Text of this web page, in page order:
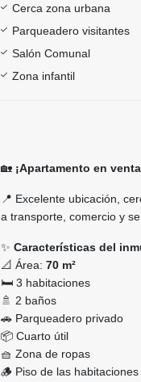
Cerca zona urbana
Parqueadero visitantes
Salón Comunal
Zona infantil
🏡 ¡Apartamento en
📍 Excelente ubicación,
a transporte, comercio y
✨ Características del
📐 Área: 70 m²
🛏️ 3 habitaciones
🚿 2 baños
🚗 Parqueadero privado
📦 Cuarto útil
🧺 Zona de ropas
🪵 Piso de las habitaciones